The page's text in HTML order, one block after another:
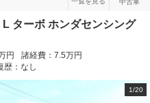
ターボ ホンダセンシング
円 諸経費： 7.5万円
歴： なし
1/20